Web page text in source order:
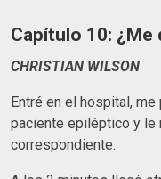
Capítulo 10: ¿Me
CHRISTIAN WILSON
Entré en el hospital,
paciente epiléptico y le
correspondiente.